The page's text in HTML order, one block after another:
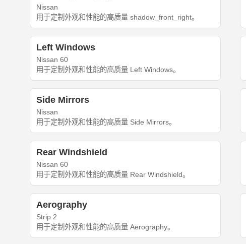
Nissan
用于定制外观和性能的高质量 shadow_front_right。
Left Windows
Nissan 60
用于定制外观和性能的高质量 Left Windows。
Side Mirrors
Nissan
用于定制外观和性能的高质量 Side Mirrors。
Rear Windshield
Nissan 60
用于定制外观和性能的高质量 Rear Windshield。
Aerography
Strip 2
用于定制外观和性能的高质量 Aerography。